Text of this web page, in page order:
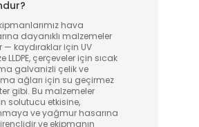
hava
dayanıklı malzemeler
— kaydıraklar için UV
LLDPE, çerçeveler için sıcak
galvanizli çelik ve
ağları için su geçirmez
gibi. Bu malzemeler
solutucu etkisine,
ve yağmur hasarına
ve ekipmanın